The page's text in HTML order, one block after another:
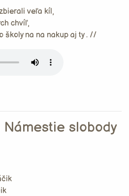
veľa kíl,
chvíľ,
školy na na nakup aj ty . //
Námestie slobody